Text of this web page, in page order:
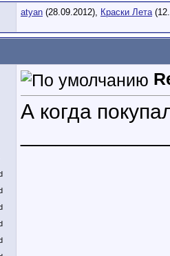
atyan (28.09.2012), Краски Лета
А когда